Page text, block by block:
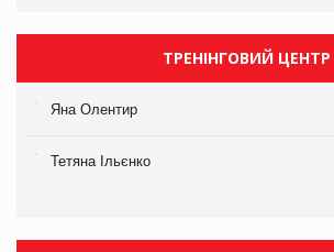
ТРЕНІНГОВИЙ ЦЕНТР
Яна Олентир
Тетяна Ільєнко